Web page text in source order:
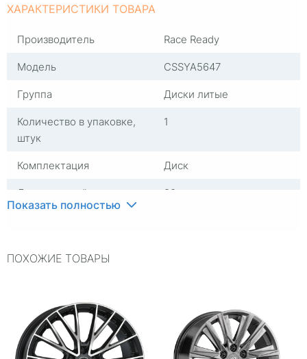
ХАРАКТЕРИСТИКИ ТОВАРА
Производитель
Race Ready
Модель
CSSYA5647
Группа
Диски литые
Количество в упаковке,
штук
1
Комплектация
Диск
Диаметр, дюймы
20
ЦО
63,3
Показать полностью
ПОХОЖИЕ ТОВАРЫ